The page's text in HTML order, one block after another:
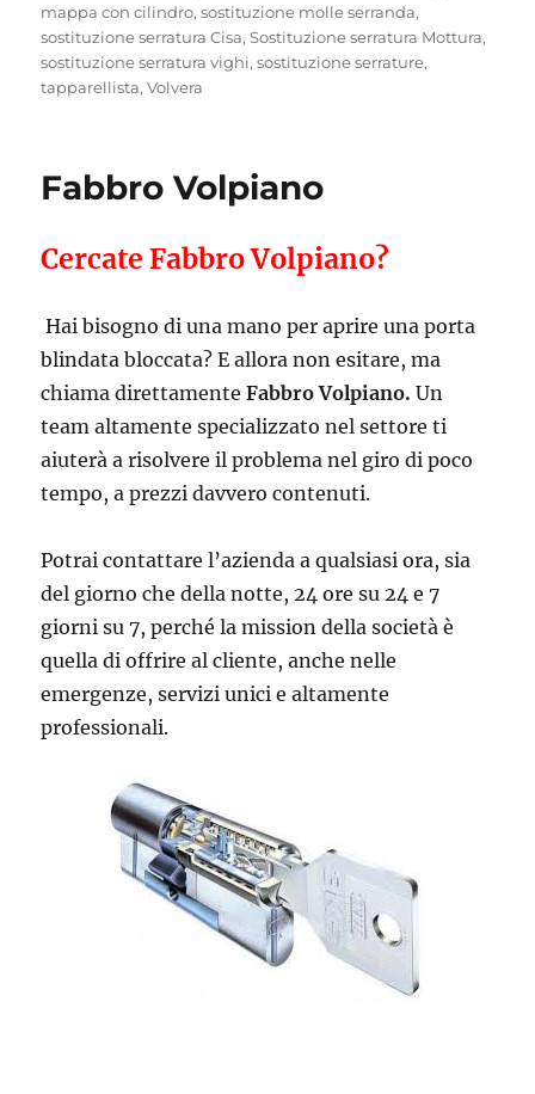
mappa con cilindro,sostituzione molle serranda,
sostituzione serratura Cisa,Sostituzione serratura Mottura,
sostituzione serratura vighi,sostituzione serrature,
tapparellista,Volvera
Fabbro Volpiano
Cercate Fabbro Volpiano?
Hai bisogno di una mano per aprire una porta
blindata bloccata? E allora non esitare, ma
chiama direttamenteFabbro Volpiano.Un
team altamente specializzato nel settore ti
aiuterà a risolvere il problema nel giro di poco
tempo, a prezzi davvero contenuti.
Potrai contattare l’azienda a qualsiasi ora, sia
del giorno che della notte, 24 ore su 24 e 7
giorni su 7, perché la mission della società è
quella di offrire al cliente, anche nelle
emergenze, servizi unici e altamente
professionali.